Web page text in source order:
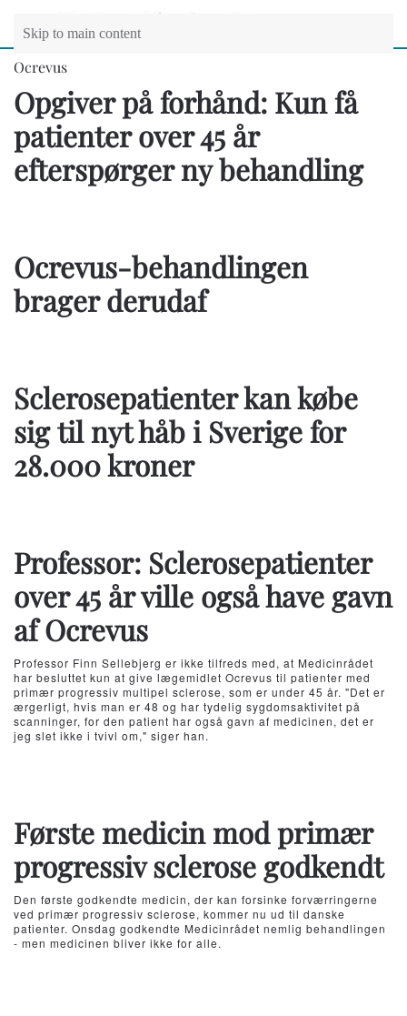
Skip to main content
Ocrevus
Opgiver på forhånd: Kun få
patienter over 45 år
efterspørger ny behandling
Ocrevus-behandlingen
brager derudaf
Sclerosepatienter kan købe
sig til nyt håb i Sverige for
28.000 kroner
Professor: Sclerosepatienter
over 45 år ville også have gavn
af Ocrevus
Professor Finn Sellebjerg er ikke tilfreds med, at Medicinrådet
har besluttet kun at give lægemidlet Ocrevus til patienter med
primær progressiv multipel sclerose, som er under 45 år. "Det er
ærgerligt, hvis man er 48 og har tydelig sygdomsaktivitet på
scanninger, for den patient har også gavn af medicinen, det er
jeg slet ikke i tvivl om," siger han.
Første medicin mod primær
progressiv sclerose godkendt
Den første godkendte medicin, der kan forsinke forværringerne
ved primær progressiv sclerose, kommer nu ud til danske
patienter. Onsdag godkendte Medicinrådet nemlig behandlingen
- men medicinen bliver ikke for alle.